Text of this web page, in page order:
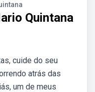
Quintana
cuide do seu
atrás das
um de meus